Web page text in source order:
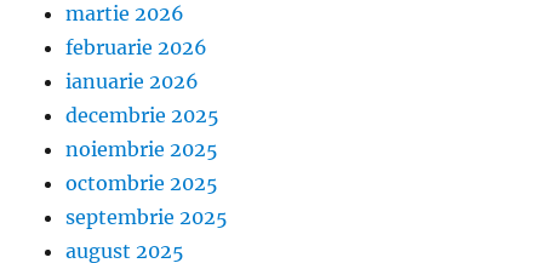
martie 2026
februarie 2026
ianuarie 2026
decembrie 2025
noiembrie 2025
octombrie 2025
septembrie 2025
august 2025